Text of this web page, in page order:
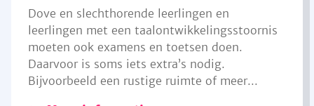
Dove en slechthorende leerlingen en
leerlingen met een taalontwikkelingsstoornis
moeten ook examens en toetsen doen.
Daarvoor is soms iets extra’s nodig.
Bijvoorbeeld een rustige ruimte of meer...